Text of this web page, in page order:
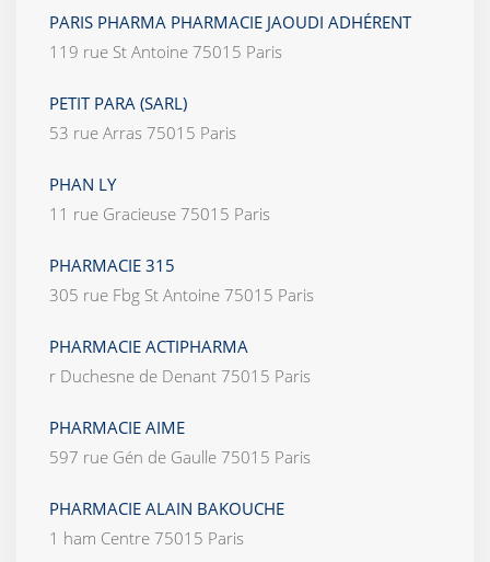
PARIS PHARMA PHARMACIE JAOUDI ADHÉRENT
119 rue St Antoine 75015 Paris
PETIT PARA (SARL)
53 rue Arras 75015 Paris
PHAN LY
11 rue Gracieuse 75015 Paris
PHARMACIE 315
305 rue Fbg St Antoine 75015 Paris
PHARMACIE ACTIPHARMA
r Duchesne de Denant 75015 Paris
PHARMACIE AIME
597 rue Gén de Gaulle 75015 Paris
PHARMACIE ALAIN BAKOUCHE
1 ham Centre 75015 Paris